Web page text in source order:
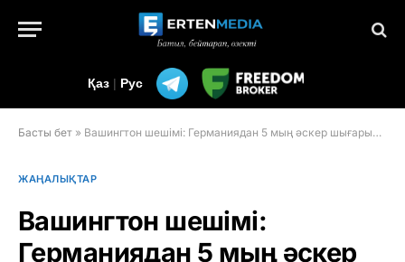
Қаз | Рус
Басты бет » Вашингтон шешімі: Германиядан 5 мың әскер шығарылады
ЖАҢАЛЫҚТАР
Вашингтон шешімі:
Германиядан 5 мың әскер